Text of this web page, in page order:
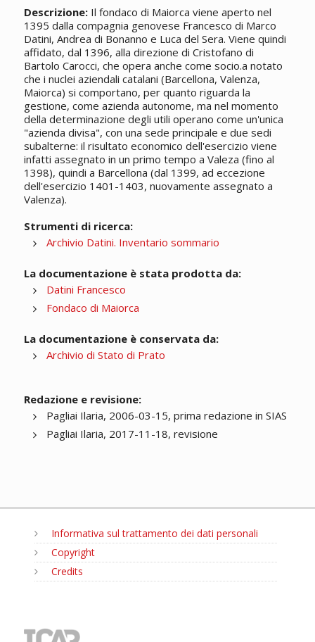
Descrizione:Il fondaco di Maiorca viene aperto nel
1395 dalla compagnia genovese Francesco di Marco
Datini, Andrea di Bonanno e Luca del Sera. Viene quindi
affidato, dal 1396, alla direzione di Cristofano di
Bartolo Carocci, che opera anche come socio.a notato
che i nuclei aziendali catalani (Barcellona, Valenza,
Maiorca) si comportano, per quanto riguarda la
gestione, come azienda autonome, ma nel momento
della determinazione degli utili operano come un'unica
"azienda divisa", con una sede principale e due sedi
subalterne: il risultato economico dell'esercizio viene
infatti assegnato in un primo tempo a Valeza (fino al
1398), quindi a Barcellona (dal 1399, ad eccezione
dell'esercizio 1401-1403, nuovamente assegnato a
Valenza).
Strumenti di ricerca:
Archivio Datini. Inventario sommario
La documentazione è stata prodotta da:
Datini Francesco
Fondaco di Maiorca
La documentazione è conservata da:
Archivio di Stato di Prato
Redazione e revisione:
Pagliai Ilaria, 2006-03-15, prima redazione in SIAS
Pagliai Ilaria, 2017-11-18, revisione
Informativa sul trattamento dei dati personali
Copyright
Credits